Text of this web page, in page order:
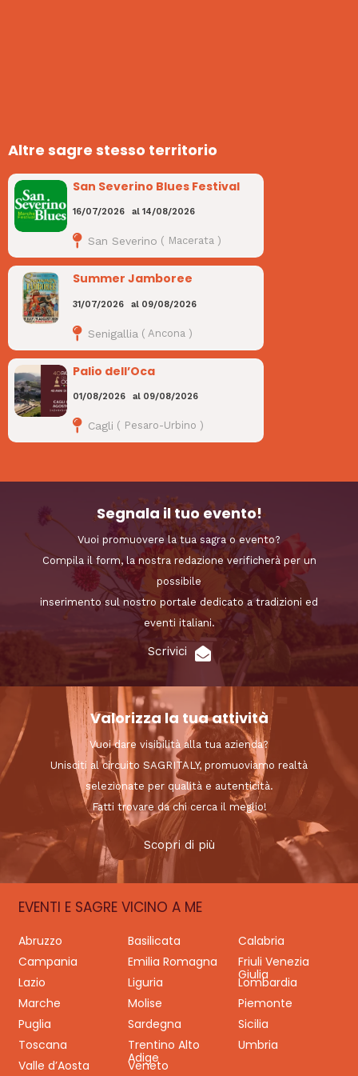
Altre sagre stesso territorio
San Severino Blues Festival
16/07/2026 al14/08/2026
San Severino ( Macerata )
Summer Jamboree
31/07/2026 al 09/08/2026
Senigallia ( Ancona )
Palio dell’Oca
01/08/2026 al 09/08/2026
Cagli ( Pesaro-Urbino )
Segnala il tuo evento!
Vuoi promuovere la tua sagra o evento?
Compila il form, la nostra redazione verificherà per un
possibile
inserimento sul nostro portale dedicato a tradizioni ed
eventi italiani.
Scrivici
Valorizza la tua attività
Vuoi dare visibilità alla tua azienda?
Unisciti al circuito SAGRITALY, promuoviamo realtà
selezionate per qualità e autenticità.
Fatti trovare da chi cerca il meglio!
Scopri di più
EVENTI E SAGRE VICINO A ME
Abruzzo Basilicata
Calabria
Campania
Emilia Romagna
Friuli Venezia
Giulia
Lazio Liguria
Lombardia
Marche
Molise
Piemonte
Puglia
Sardegna
Sicilia
Toscana
Trentino Alto
Adige
Umbria
Valle d’Aosta
Veneto